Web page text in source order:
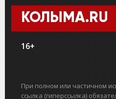
КОЛЫМА.RU
16+
При полном или частичном
ссылка (гиперссылка)